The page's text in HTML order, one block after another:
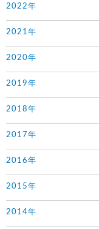
2022年
2021年
2020年
2019年
2018年
2017年
2016年
2015年
2014年